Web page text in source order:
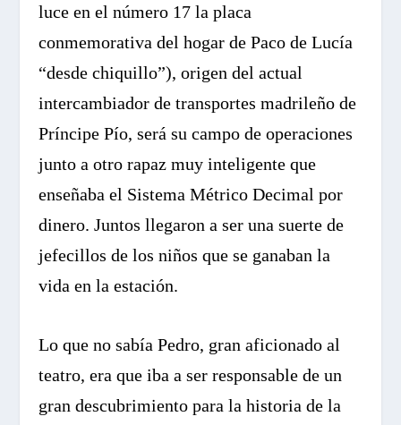
luce en el número 17 la placa
conmemorativa del hogar de Paco de Lucía
“desde chiquillo”), origen del actual
intercambiador de transportes madrileño de
Príncipe Pío, será su campo de operaciones
junto a otro rapaz muy inteligente que
enseñaba el Sistema Métrico Decimal por
dinero. Juntos llegaron a ser una suerte de
jefecillos de los niños que se ganaban la
vida en la estación.
Lo que no sabía Pedro, gran aficionado al
teatro, era que iba a ser responsable de un
gran descubrimiento para la historia de la